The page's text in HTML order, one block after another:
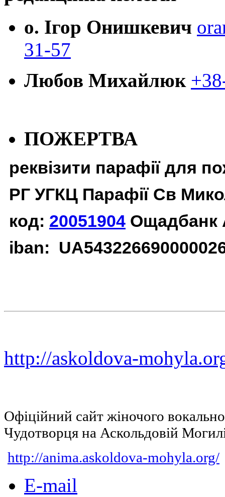
о. Ігор Онишкевич
31-57
Любов Михайлюк
ПОЖЕРТВА
реквізити парафії для
РГ УГКЦ Парафії Св
код: 20051904 Ощадбанк
iban:
http://askoldova-
Офіційний сайт жіночого
Чудотворця на Аскольдовій
http://anima.askoldova-mohyla.org/
E-mail